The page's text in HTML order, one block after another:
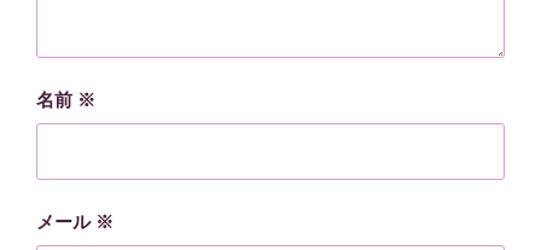
名前 ※
メール ※